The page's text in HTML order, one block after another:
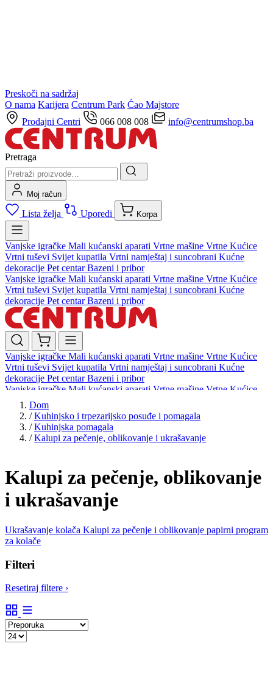
Preskoči na sadržaj
O nama Karijera Centrum Park Ćao Majstore
Prodajni Centri
066 008 008 info@centrumshop.ba
Pretraga
Moj račun
Lista želja Uporedi Korpa
Vanjske igračke Mali kućanski aparati Vrtne mašine Vrtne Kućice
Vrtni tuševi Svijet kupatila Vrtni namještaj i suncobrani Kućne
dekoracije Pet centarBazeni i pribor
Vanjske igračke Mali kućanski aparati Vrtne mašine Vrtne Kućice
Vrtni tuševi Svijet kupatila Vrtni namještaj i suncobrani Kućne
dekoracije Pet centarBazeni i pribor
Vanjske igračke Mali kućanski aparati Vrtne mašine Vrtne Kućice
Vrtni tuševi Svijet kupatila Vrtni namještaj i suncobrani Kućne
dekoracije Pet centarBazeni i pribor
Vanjske igračke Mali kućanski aparati Vrtne mašine Vrtne Kućice
Vrtni tuševi
dekoracijePet centar Bazeni i pribor
Dom
/ Kuhinjsko i trpezarijsko posuđe i pomagala
/ Kuhinjska pomagala
/ Kalupi za pečenje, oblikovanje i ukrašavanje
Kalupi za pečenje, oblikovanje
i ukrašavanje
Ukrašavanje kolača Kalupi za pečenje i oblikovanje papirni program
za kolače
Filteri
Resetiraj filtere ›